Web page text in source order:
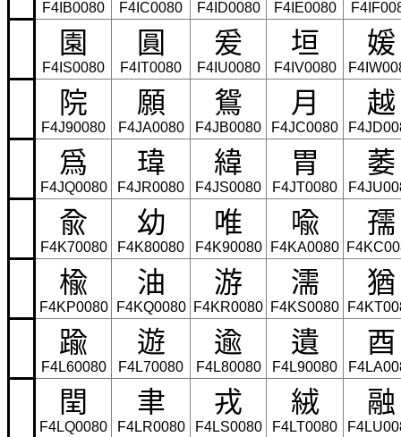
F4IB0080 F4IC0080 F4ID0080 F4IE0080
園
F4IS0080
圓
F4IT0080
爰
F4IU0080
垣
F4IV0080
媛
院
F4J90080
願
F4JA0080
鴛
F4JB0080
月
F4JC0080
越
爲
F4JQ0080
瑋
F4JR0080
緯
F4JS0080
胃
F4JT0080
萎
兪
F4K70080
幼
F4K80080
唯
F4K90080
喩
F4KA0080
孺
楡
F4KP0080
油
F4KQ0080
游
F4KR0080
濡
F4KS0080
猶
踰
F4L60080
遊
F4L70080
逾
F4L80080
遺
F4L90080
酉
閏
F4LQ0080
聿
F4LR0080
戎
F4LS0080
絨
F4LT0080
融